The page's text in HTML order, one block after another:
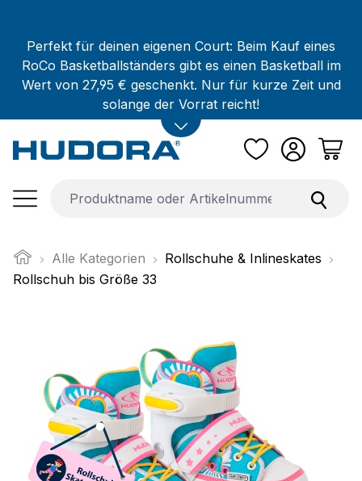
Perfekt für deinen eigenen Court: Beim Kauf eines
RoCo Basketballständers gibt es einen Basketball im
Wert von 27,95 € geschenkt. Nur für kurze Zeit und
solange der Vorrat reicht!
Alle Kategorien
Rollschuhe & Inlineskates
Rollschuh bis Größe 33